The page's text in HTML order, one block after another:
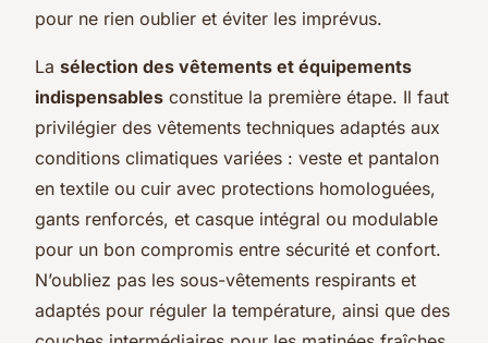
pour ne rien oublier et éviter les imprévus.
La sélection des vêtements et équipements
indispensables constitue la première étape. Il faut
privilégier des vêtements techniques adaptés aux
conditions climatiques variées : veste et pantalon
en textile ou cuir avec protections homologuées,
gants renforcés, et casque intégral ou modulable
pour un bon compromis entre sécurité et confort.
N’oubliez pas les sous-vêtements respirants et
adaptés pour réguler la température, ainsi que des